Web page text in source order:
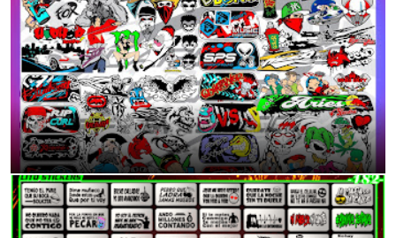
DESCARGA TOTALMENTE GRATIS
6:55 p.m.